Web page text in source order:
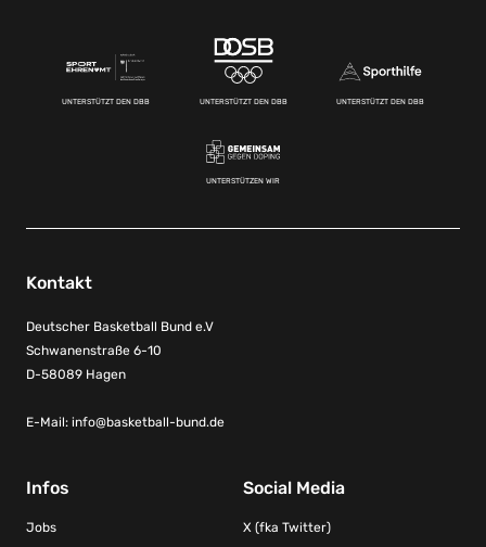
UNTERSTÜTZT DEN DBB UNTERSTÜTZT DEN DBB UNTERSTÜTZT DEN DBB
UNTERSTÜTZEN WIR
Kontakt
Deutscher Basketball Bund e.V
Schwanenstraße 6-10
D-58089 Hagen
E-Mail: info@basketball-bund.de
Infos
Jobs
Social Media
X (fka Twitter)